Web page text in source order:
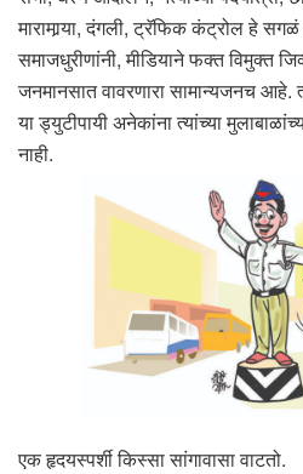
मारामार्‍या, दंगली, ट्रॅफिक कंट्रोल हे
समाजधुरीणांनी, मीडियाने फक्त विमुक्त
जनमानसात वावरणारा सामान्यजनच आहे.
या ड्युटीपायी अनेकांना त्यांच्या
नाही.
एक हृदयस्पर्शी किस्सा सांगावासा वाटतो.